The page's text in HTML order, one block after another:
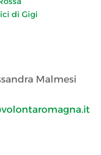
di Gigi
Malmesi